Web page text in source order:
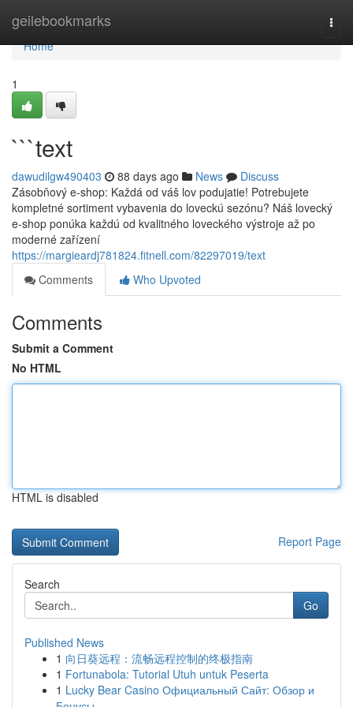
geilebookmarks
Home
Home
1
```text
dawudilgw490403 88 days ago News
Discuss
Zásobňový e-shop: Každá od váš lov podujatie! Potrebujete
kompletné sortiment vybavenia do loveckú sezónu? Náš lovecký
e-shop ponúka každú od kvalitného loveckého výstroje až po
moderné zařízení
https://margieardj781824.fitnell.com/82297019/text
Comments
Who Upvoted
Comments
Submit a Comment
No HTML
HTML is disabled
Report Page
Search
Go
Published News
1 向日葵远程：流畅远程控制的终极指南
1 Fortunabola: Tutorial Utuh untuk Peserta
1 Lucky Bear Casino Официальный Сайт: Обзор и